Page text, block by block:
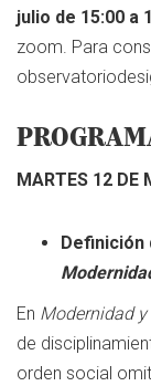
julio de 15:00 a
zoom. Para
MARTES 12 DE
Definición
En Modernidad
de
orden social